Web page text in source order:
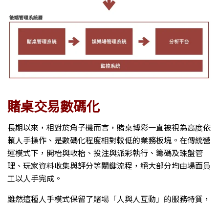
賭桌交易數碼化
長期以來，相對於角子機而言，賭桌博彩一直被視為高度依
賴人手操作、是數碼化程度相對較低的業務板塊。在傳統營
運模式下，開枱與收枱、投注與派彩執行、籌碼及珠盤管
理、玩家資料收集與評分等關鍵流程，絕大部分均由場面員
工以人手完成。
雖然這種人手模式保留了賭場「人與人互動」的服務特質，